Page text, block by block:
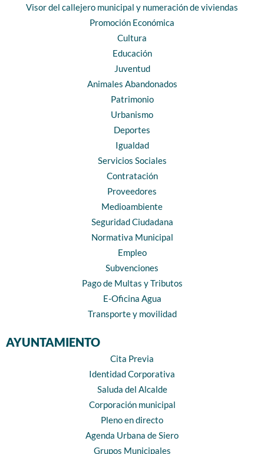
Visor del callejero municipal y numeración de viviendas
Promoción Económica
Cultura
Educación
Juventud
Animales Abandonados
Patrimonio
Urbanismo
Deportes
Igualdad
Servicios Sociales
Contratación
Proveedores
Medioambiente
Seguridad Ciudadana
Normativa Municipal
Empleo
Subvenciones
Pago de Multas y Tributos
E-Oficina Agua
Transporte y movilidad
AYUNTAMIENTO
Cita Previa
Identidad Corporativa
Saluda del Alcalde
Corporación municipal
Pleno en directo
Agenda Urbana de Siero
Grupos Municipales